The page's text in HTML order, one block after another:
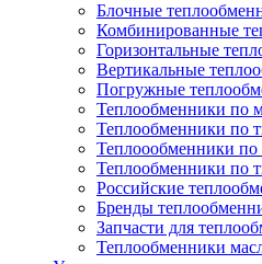
Блочные
Комбинированные
Горизонтальные
Вертикальные
Погружные
Теплообменники по
Теплообменники по
Теплоообменники по
Теплообменники по
Российские
Бренды
Запчасти для
Теплообменники